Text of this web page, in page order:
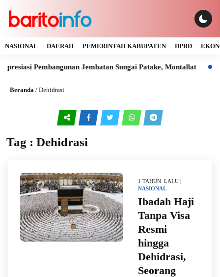
NASIONAL DAERAH PEMERINTAH KABUPATEN DPRD
Pembangunan Jembatan Sungai Patake, Montallat
Beranda / Dehidrasi
Tag : Dehidrasi
1 TAHUN LALU |
NASIONAL
Ibadah Haji
Tanpa Visa
Resmi
hingga
Dehidrasi,
Seorang